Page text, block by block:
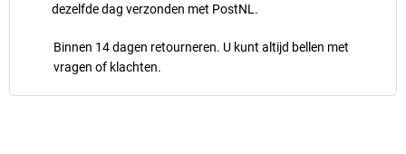
dezelfde dag verzonden met PostNL.
Binnen 14 dagen retourneren. U kunt altijd bellen met
vragen of klachten.